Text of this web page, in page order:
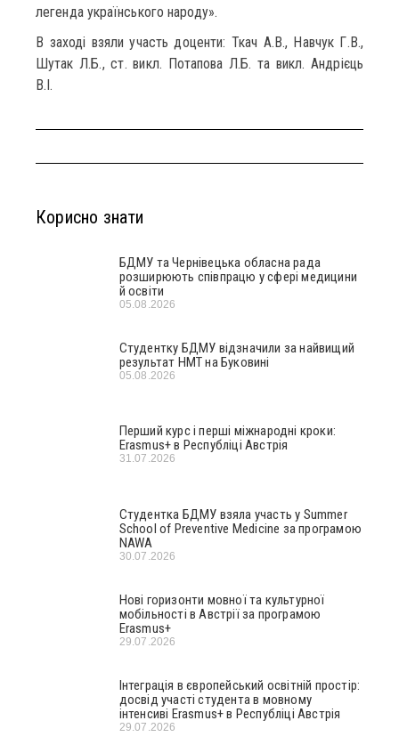
легенда українського народу».
В заході взяли участь доценти: Ткач А.В., Навчук Г.В.,
Шутак Л.Б., ст. викл. Потапова Л.Б. та викл. Андрієць
В.І.
Корисно знати
БДМУ та Чернівецька обласна рада
розширюють співпрацю у сфері медицини
й освіти
05.08.2026
Студентку БДМУ відзначили за найвищий
результат НМТ на Буковині
05.08.2026
Перший курс і перші міжнародні кроки:
Erasmus+ в Республіці Австрія
31.07.2026
Студентка БДМУ взяла участь у Summer
School of Preventive Medicine за програмою
NAWA
30.07.2026
Нові горизонти мовної та культурної
мобільності в Австрії за програмою
Erasmus+
29.07.2026
Інтеграція в європейський освітній простір:
досвід участі студента в мовному
інтенсиві Erasmus+ в Республіці Австрія
29.07.2026